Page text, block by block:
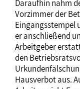
Daraufhin nahm
Vorzimmer der
Eingangsstempel
er anschließend
Arbeitgeber
den
Hausverbot aus.